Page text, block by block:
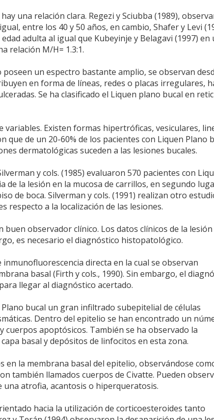
una relación clara. Regezi y Sciubba (1989),
entre los 40 y 50 años, en cambio, Shafer y Levi
adulta al igual que Kubeyinje y Belagavi (1997) en
relación M/H= 1.3:1.
un espectro bastante amplio, se observan
en forma de líneas, redes o placas irregulares,
Se ha clasificado el Liquen plano bucal en
Existen formas hipertróficas, vesiculares,
que de un 20-60% de los pacientes con Liquen Plano
dermatológicas suceden a las lesiones bucales.
y cols. (1985) evaluaron 570 pacientes con
de la lesión en la mucosa de carrillos, en segundo
de boca. Silverman y cols. (1991) realizan otro
respecto a la localización de las lesiones.
observador clínico. Los datos clínicos de la lesión
es necesario el diagnóstico histopatológico.
directa en la cual se observan
basal (Firth y cols., 1990). Sin embargo, el
llegar al diagnóstico acertado.
bucal un gran infiltrado subepitelial de células
Dentro del epitelio se han encontrado un
cuerpos apoptósicos. También se ha observado la
basal y depósitos de linfocitos en esta zona.
la membrana basal del epitelio, observándose
también llamados cuerpos de Civatte. Pueden
atrofia, acantosis o hiperqueratosis.
hacia la utilización de corticoesteroides tanto